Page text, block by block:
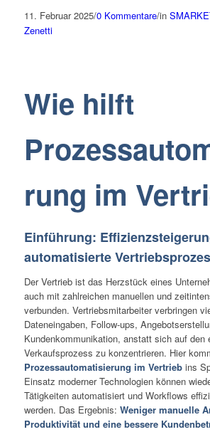
11. Februar 2025/0 Kommentare/in
Zenetti
Wie hilft
rung im
Einführung:
automatisierte
Der Vertrieb ist das Herzstück eines
auch mit zahlreichen manuellen und
verbunden. Vertriebsmitarbeiter verbringen
Dateneingaben, Follow-ups,
Kundenkommunikation, anstatt sich auf den
Verkaufsprozess zu konzentrieren. Hier
Prozessautomatisierung im Vertriebins
Einsatz moderner Technologien können
Tätigkeiten automatisiert und Workflows
werden. Das Ergebnis: Weniger manuelle
Produktivität und eine bessere